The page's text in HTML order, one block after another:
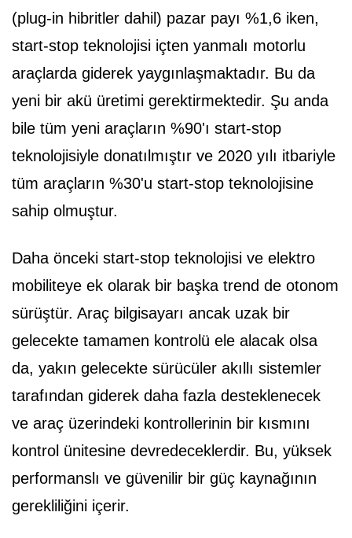
(plug-in hibritler dahil) pazar payı %1,6 iken,
start-stop teknolojisi içten yanmalı motorlu
araçlarda giderek yaygınlaşmaktadır. Bu da
yeni bir akü üretimi gerektirmektedir. Şu anda
bile tüm yeni araçların %90'ı start-stop
teknolojisiyle donatılmıştır ve 2020 yılı itbariyle
tüm araçların %30'u start-stop teknolojisine
sahip olmuştur.
Daha önceki start-stop teknolojisi ve elektro
mobiliteye ek olarak bir başka trend de otonom
sürüştür. Araç bilgisayarı ancak uzak bir
gelecekte tamamen kontrolü ele alacak olsa
da, yakın gelecekte sürücüler akıllı sistemler
tarafından giderek daha fazla desteklenecek
ve araç üzerindeki kontrollerinin bir kısmını
kontrol ünitesine devredeceklerdir. Bu, yüksek
performanslı ve güvenilir bir güç kaynağının
gerekliliğini içerir.